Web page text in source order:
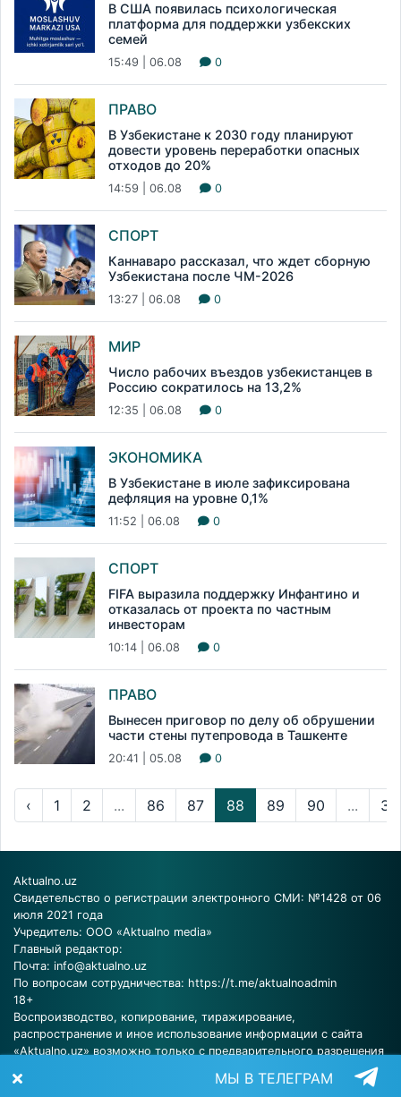
В США появилась психологическая
платформа для поддержки узбекских
семей
15:49 | 06.08 0
ПРАВО
В Узбекистане к 2030 году планируют
довести уровень переработки опасных
отходов до 20%
14:59 | 06.08 0
СПОРТ
Каннаваро рассказал, что ждет сборную
Узбекистана после ЧМ-2026
13:27 | 06.08 0
МИР
Число рабочих въездов узбекистанцев в
Россию сократилось на 13,2%
12:35 | 06.08 0
ЭКОНОМИКА
В Узбекистане в июле зафиксирована
дефляция на уровне 0,1%
11:52 | 06.08 0
СПОРТ
FIFA выразила поддержку Инфантино и
отказалась от проекта по частным
инвесторам
10:14 | 06.08 0
ПРАВО
Вынесен приговор по делу об обрушении
части стены путепровода в Ташкенте
20:41 | 05.08 0
‹ 1 2 ... 86 87 88 89 90 ...
Aktualno.uz
Свидетельство о регистрации электронного СМИ: №1428 от 06
июля 2021 года
Учредитель: ООО «Aktualno media»
Главный редактор:
Почта: info@aktualno.uz
По вопросам сотрудничества: https://t.me/aktualnoadmin
18+
Воспроизводство, копирование, тиражирование,
распространение и иное использование информации с сайта
«Aktualno.uz» возможно только с предварительного разрешения
МЫ В ТЕЛЕГРАМ